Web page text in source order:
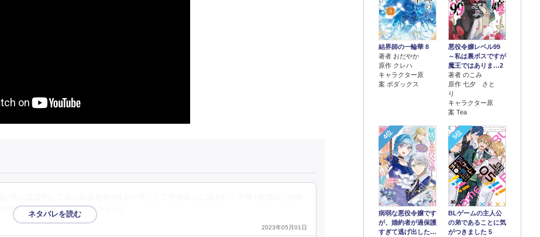
のスープ •両親が「人 …続きを読む
2023年05月01日
結界師の一輪華 8
著者 おだやか
原作 クレハ
キャラクター原
案 ボダックス
悪役令嬢レベル99
～私は裏ボスですが
魔王ではありま…2
著者 のこみ
原作 七夕 さと
り
キャラクター原
案 Tea
4位
病弱な悪役令嬢です
が、婚約者が過保護
すぎて逃げ出した…
5位
BLゲームの主人公
の弟であることに気
がつきました 5